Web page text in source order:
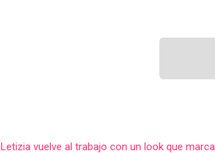
Letizia vuelve al trabajo con un look que